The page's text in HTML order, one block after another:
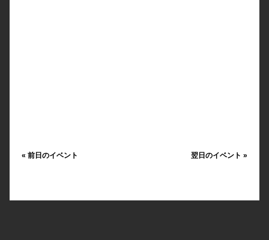
« 前日のイベント 翌日のイベント»